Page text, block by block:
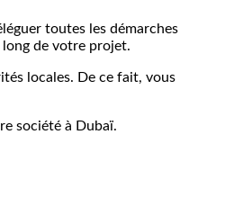
toutes les démarches
long de votre projet.
locales. De ce fait, vous
société à Dubaï.